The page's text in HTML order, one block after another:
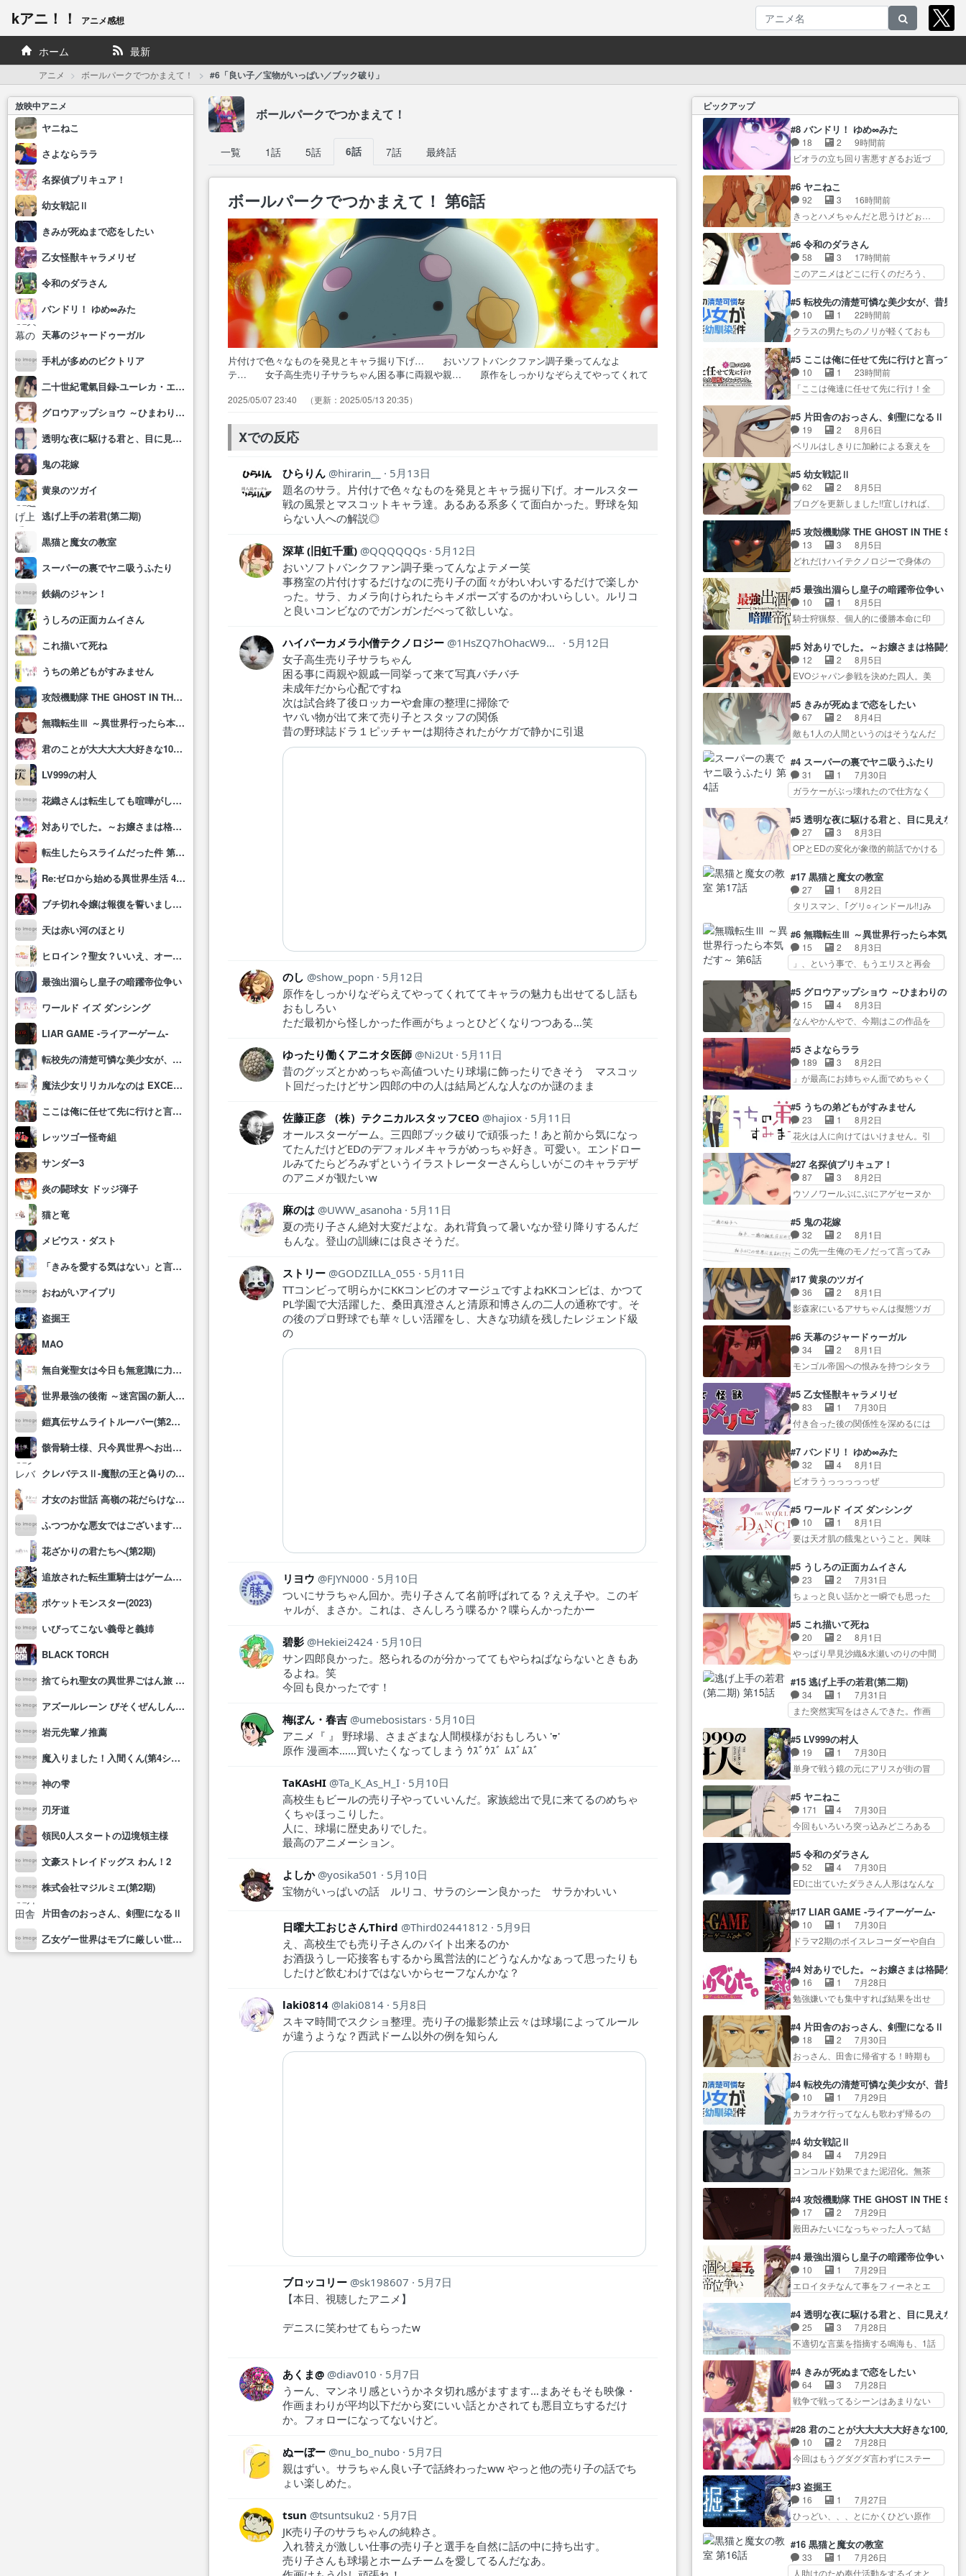
kアニ！！ アニメ感想
ホーム 最新
アニメ ボールパークでつかまえて！ #6「良い子／宝物がいっぱい／ブック破り」
放映中アニメ
ヤニねこ
さよならララ
名探偵プリキュア！
幼女戦記Ⅱ
きみが死ぬまで恋をしたい
乙女怪獣キャラメリゼ
令和のダラさん
バンドリ！ ゆめ∞みた
天幕のジャードゥーガル
手札が多めのビクトリア
二十世紀電氣目録-ユーレカ・エヴリカ-
グロウアップショウ ～ひまわりのサーカス団～
透明な夜に駆ける君と、目に見えない恋をした。
鬼の花嫁
黄泉のツガイ
逃げ上手の若君(第二期)
黒猫と魔女の教室
スーパーの裏でヤニ吸うふたり
鉄鍋のジャン！
うしろの正面カムイさん
これ描いて死ね
うちの弟どもがすみません
攻殻機動隊 THE GHOST IN THE SHELL
無職転生Ⅲ ～異世界行ったら本気だす～
君のことが大大大大大好きな100人の彼女(第3期)
LV999の村人
花織さんは転生しても喧嘩がしたい
対ありでした。～お嬢さまは格闘ゲームなんてしない～
転生したらスライムだった件 第4期
Re:ゼロから始める異世界生活 4th season
ブチ切れ令嬢は報復を誓いました。 ～魔導書の力で祖国を叩き潰します～
天は赤い河のほとり
ヒロイン？聖女？いいえ、オールワークスメイドです(誇)！
最強出涸らし皇子の暗躍帝位争い
ワールド イズ ダンシング
LIAR GAME -ライアーゲーム-
転校先の清楚可憐な美少女が、昔男子と思って一緒に遊んだ幼馴染だった件
魔法少女リリカルなのは EXCEEDS Gun Blaze Vengeance
ここは俺に任せて先に行けと言ってから10年がたったら伝説になっていた。
レッツゴー怪奇組
サンダー3
炎の闘球女 ドッジ弾子
猫と竜
メビウス・ダスト
「きみを愛する気はない」と言った次期公爵様がなぜか溺愛してきます
おねがいアイプリ
盗掘王
MAO
無自覚聖女は今日も無意識に力を垂れ流す
世界最強の後衛 ～迷宮国の新人探索者～
鎧真伝サムライトルーパー(第2クール)
骸骨騎士様、只今異世界へお出掛け中Ⅱ
クレバテスⅡ-魔獣の王と偽りの勇者伝承-
才女のお世話 高嶺の花だらけな名門校で、学院一のお嬢様(生活能力皆無)を陰ながらお世話することになりました
ふつつかな悪女ではございますが～雛宮蝶鼠とりかえ伝～
花ざかりの君たちへ(第2期)
追放された転生重騎士はゲーム知識で無双する
ポケットモンスター(2023)
いびってこない義母と義姉
BLACK TORCH
捨てられ聖女の異世界ごはん旅 隠れスキルでキャンピングカーを召喚しました
アズールレーン びそくぜんしんっ！にっ!!
岩元先輩ノ推薦
魔入りました！入間くん(第4シリーズ)
神の雫
刃牙道
領民0人スタートの辺境領主様
文豪ストレイドッグス わん！2
株式会社マジルミエ(第2期)
片田舎のおっさん、剣聖になるⅡ
乙女ゲー世界はモブに厳しい世界です2
ボールパークでつかまえて！
一覧 1話 5話 6話 7話 最終話
ボールパークでつかまえて！ 第6話
片付けで色々なものを発見とキャラ掘り下げ… おいソフトバンクファン調子乗ってんなよ
テ… 女子高生売り子サラちゃん困る事に両親や親… 原作をしっかりなぞらえてやってくれて
りで頑… 夏の売り子さん絶対大変だよな。あれ背負っ… TTコンビって明らかにKKコンビのオ
らない…
2025/05/07 23:40 2025/05/13 20:35
Xでの反応
ひらりん hirarin__
5月13日
題名のサラ。片付けで色々なものを発見とキャラ掘り下げ。オールスター
戦の風景とマスコットキャラ達。あるある系多くて面白かった。野球を知
らない人への解説◎
深草 (旧虹千重) QQQQQQs
5月12日
おいソフトバンクファン調子乗ってんなよテメー笑
事務室の片付けするだけなのに売り子の面々がわいわいするだけで楽しか
った。サラ、カメラ向けられたらキメポーズするのかわいらしい。ルリコ
と良いコンビなのでガンガンだべって欲しいな。
ハイパーカメラ小僧テクノロジー 1HsZQ7hOhacW9TN
5月12日
女子高生売り子サラちゃん
困る事に両親や親戚一同挙って来て写真バチバチ
未成年だから心配ですね
次は試合終了後ロッカーや倉庫の整理に掃除で
ヤバい物が出て来て売り子とスタッフの関係
昔の野球誌ドラ１ピッチャーは期待されたがケガで静かに引退
のし show_popn
5月12日
原作をしっかりなぞらえてやってくれててキャラの魅力も出せてるし話も
おもしろい
ただ最初から怪しかった作画がちょっとひどくなりつつある…笑
ゆったり働くアニオタ医師 Ni2Ut
5月11日
昔のグッズとかめっちゃ高値ついたり球場に飾ったりできそう マスコッ
ト回だったけどサン四郎の中の人は結局どんな人なのか謎のまま
佐藤正彦 （株）テクニカルスタッフCEO hajiox
5月11日
オールスターゲーム。三四郎ブック破りで頑張った！あと前から気になっ
てたんだけどEDのデフォルメキャラがめっちゃ好き。可愛い。エンドロー
ルみてたらどろみずというイラストレーターさんらしいがこのキャラデザ
のアニメが観たいw
麻のは UWW_asanoha
5月11日
夏の売り子さん絶対大変だよな。あれ背負って暑いなか登り降りするんだ
もんな。登山の訓練には良さそうだ。
ストリー GODZILLA_055
5月11日
TTコンビって明らかにKKコンビのオマージュですよねKKコンビは、かつて
PL学園で大活躍した、桑田真澄さんと清原和博さんの二人の通称です。そ
の後のプロ野球でも華々しい活躍をし、大きな功績を残したレジェンド級
の
リヨウ FJYN000
5月10日
ついにサラちゃん回か。売り子さんて名前呼ばれてる？ええ子や。このギ
ャルが、まさか。これは、さんしろう喋るか？喋らんかったかー
碧影 Hekiei2424
5月10日
サン四郎良かった。怒られるのが分かっててもやらねばならないときもあ
るよね。笑
今回も良かったです！
梅ぼん・春吉 umebosistars
5月10日
アニメ『 』 野球場、さまざまな人間模様がおもしろい 'ᢦ'
原作 漫画本……買いたくなってしまう ｳｽﾞｳｽﾞ ﾑｽﾞﾑｽﾞ
TaKAsHI Ta_K_As_H_I
5月10日
高校生もビールの売り子やっていいんだ。家族総出で見に来てるのめちゃ
くちゃほっこりした。
人に、球場に歴史ありでした。
最高のアニメーション。
よしか yosika501
5月10日
宝物がいっぱいの話 ルリコ、サラのシーン良かった サラかわいい
日曜大工おじさんThird Third02441812
5月9日
え、高校生でも売り子さんのバイト出来るのか
お酒扱うし一応接客もするから風営法的にどうなんかなぁって思ったりも
したけど飲むわけではないからセーフなんかな？
laki0814 laki0814
5月8日
スキマ時間でスクショ整理。売り子の撮影禁止云々は球場によってルール
が違うような？西武ドーム以外の例を知らん
ブロッコリー sk198607
5月7日
【本日、視聴したアニメ】
デニスに笑わせてもらったw
あくま@ diav010
5月7日
うーん、マンネリ感というかネタ切れ感がますます…まあそもそも映像・
作画まわりが平均以下だから変にいい話とかされても悪目立ちするだけ
か。フォローになってないけど。
ぬーぼー nu_bo_nubo
5月7日
親はずい。サラちゃん良い子で話終わったww やっと他の売り子の話でち
ょい楽しめた。
tsun tsuntsuku2
5月7日
JK売り子のサラちゃんの純粋さ。
入れ替えが激しい仕事の売り子と選手を自然に話の中に持ち出す。
売り子さんも球場とホームチームを愛してるんだなあ。
ピックアップ
#8 バンドリ！ ゆめ∞みた
18 2
9時間前
ビオラの立ち回り害悪すぎるお近づ
なったね♪・メンバーの… 一難去
ってまた一難、律がビオラの呪縛か
ら… 「私はあなたが嫌いなんで
す」「バンドやめ… 何が起きて
ぷ… ビオラ様、律ちゃんを奪う
のではなく敢えて… 助けたい気
持ちはあるでも、それだけじゃ
きた律の歓迎会が… そろそろ解
散イベント発生かなっと思った
け… ようやくバンドの中での深
い対話やそこから…
#6 ヤニねこ
92 3
16時間前
きっとハメちゃんだと思うけどぉ…
しめな雰囲気で、「怒… 徒然な
るままに日くらし硯にむかひて連れ
達… 感想は、アルねこ面白い！
突き当たりを右で… アルねこち
ま… アルねこがトイレに向かっ
た先が出口越えて… ペンペンね
この俗っぽさがまじでおもしろ
には制限がある」… まだ健康で
いられると信じて欲に塗れた獣
人… ♥︎⁡ꔛアルにゃん。みたら、描
きたくなっ…
#6 令和のダラさん
58 3
17時間前
このアニメはどこに行くのだろう、
に一族を絶滅させただけ… 第６
話感想：父親の仕事に合わせて親戚
の家… 第６話感想：薫くんアニ
メ､特撮､漫画､ゲ… 特殊EDという
オカルトものの雰囲気だったのにED
が… 小5男子に理想のご近所さん
♡こんな姿でビ… 足らん、足ら
の存在を信じる日向と友隆の出会い
が夏… ダラさんの6本の腕ってそ
ういうことだった…
#5 転校先の清楚可憐な美少女が、昔男
10 1
22時間前
クラスの男たちのノリが軽くておも
いを拗らせているタイプ… みな
もちゃんが透けブラしててびっくり
して… レベルのキャラが登場。
相変わらず顔や体の… 隼人が春
じ… 第５話をU-NEXTで視聴しま
した。視聴… ラブコメで天然ジ
ゴロというかナチュラルヒ… み
不安に… 無理なダイエットは禁
物だけど、なかなか結… 「これ
からもお手入れ、がんばりゅ」あり
が…
#5 ここは俺に任せて先に行けと言って
10 1
23時間前
「ここは俺達に任せて先に行け！全
ロックが今、2人にあと… 木下鈴
奈（@0suzuna0）が【マリー…
村ごと乗っ取られてたら流石に気付
かないか… 《漫画版少し読んだ
クは敵に容赦無くブスっといくから
気持… 勇者パーティー再結成し
て先にいけで激アツ… 爆縮、幻
な… ねぇ猫耳ガール、敵の根城
に乗り込む事を同… 世もや替え
が利くと復活Pとは？！もう来週…
#5 片田舎のおっさん、剣聖になるⅡ
19 2
8月6日
ベリルはしきりに加齢による衰えを
ていた限界を超えて命の… いい
んじゃないですか。魔物の群を発見
した… アマプラにて視聴終わ
り！サーベルボア討伐… を言い
り… 先生としてのベリルが好き
だけど、今回みた… 4人だけでサ
ーベルボアを狩りに行く。野
が暴れてると聞い… ちょっと年
齢の事を言いすぎとゆーか言い
訳… ベリルの母もやはり只者じ
ゃなかったかベリ…
#5 幼女戦記Ⅱ
62 2
8月5日
ブログを更新しました!!宜しければ、
選んだゼートゥーア… ゼートゥ
ーアの唯一の手駒が強すぎる笑あ
お… 私にとって完全にご褒美回
ゼー様の葉巻シー… やはりター
が… “貧乏籤百連無料ガチャ”100
連でも1回… 2期入ってから地味
だよね。ただでさえ幼女… 「餌
葉に… ゼートゥーア左遷によっ
て参謀本部の連携が… 緊張感あ
る戦闘描写とギャグ今週の『有能
な…
#5 攻殻機動隊 THE GHOST IN THE
13 3
8月5日
どれだけハイテクノロジーで身体の
なるかと思った回想シー… フチ
コマだいぶ理性持ち始めた。この世
界の… 原作読んだのもう何年も
前なのに、覚えてる… コイルの
導… やまとん1号はどこの部分で
使うのだろう？… 日本とロシア
が絡む政治の話かつ色々な用
しまし… 前回同様『イノセン
ス』を含む押井・神山版… 第５
話「EPISODEラストの母親の気持…
#5 最強出涸らし皇子の暗躍帝位争い
10 1
8月5日
騎士狩猟祭、個人的に優勝本命に印
のが面倒な時は古代魔法… エル
ナがチートすぎる笑アルは最初から
自分… プラネット・ウィズ展開
アツいな「騎士狩猟… 麦茶どこ
ぐ… 第５話をABEMAで視聴しま
した。視聴に… 復讐に燃える吸
血鬼兄弟の弟ですいいキャラ…
皇帝… ウサギ好きそうな王女殿
下がかわいい。幼馴… ついに始
まった狩猟祭。エルナの活躍で上
位…
#5 対ありでした。～お嬢さまは格闘ゲ
12 2
8月5日
EVOジャパン参戦を決めた四人。美
いと思ってた(無くて… 見た目は
気品溢れてるのに中身は…美緒マ
マ… テーマ：格ゲー大会に行く
には？感想は、美… 大会を前に
本… 東京で開催される格ゲー大
会に参加すること… Japanに向け
て外泊届にサインをもらっ… 長
よ… 旅の支度全部やってくれる
先輩、なんだかん… 第５話をｄ
アニメストアで視聴しました。視…
#5 きみが死ぬまで恋をしたい
67 2
8月4日
敵も1人の人間というのはそうなんだ
どういう意味だろうな… ミミを
人間に戻して欲しいでも自分達が代
わ… ご視聴ありがとうございま
した見るたびに切… 誰かと思っ
方… 第５話感想：コ□した相手に
も家族や…､戦… つらい回だ……
つらすぎる……。エスタ先輩…
の関係… 確かに相手にも家族や
大切な人はいるけど、… 白シャ
ツが作業着みたいなもんなんですか
ね…
#4 スーパーの裏でヤニ吸うふたり
31 1
7月30日
ガラケーがぶっ壊れたので仕方なく
年くらいに思ってたけど… やは
り出オチ感が否めず、エピソードの
打率… 田山さんが佐々木さんに
沼っていく…こんな… 佐々木さ
じ… 佐々木がガラケーからスマ
ホに変えるって、… もうドラマ
版孤独のグルメファンコンテン
佐々木さんの優しさ… 先行で見
た時より2人のやり取りに癒しを
感… ABEMA版の7〜8話佐々木が
実年齢以上…
#5 透明な夜に駆ける君と、目に見えない
27 3
8月3日
OPとEDの変化が象徴的前話でかける
った世界。どんな女… そうか、
こんな風に見えてるのかぁ。かけ
る… 完全な両片思いになりまし
たねぇ…OPとE… 余計な物は描
ん… 光も感じない完全な盲目な
んやね…おめかし… 母役に能登
さんって禁じ手使ってきたー！
て良かった本当… 股に海豚を挟
み水上バスでの会話を反芻…
恋… OPEDとも無人バージョンか
ら主人公２人…
#17 黒猫と魔女の教室
27 1
8月2日
タリスマン、｢グリ○ィンドール!!｣み
で力を合わせて倒… アリアはホ
ントスピカが大好きだよね。ツ
ン… 一等級ポテンシャルのアリ
アちゃん可愛くて… そういや、
… とうとうアリアと直接競う場
がきたこれまで… 毎度ながらの
スピカの顔面芸推しのハナち
味ダダ漏れで好き… 期末試験が
始まろうとしておりスピカは対
策… 能力鑑定胸像タリスマン氏
容姿も評価してし…
#6 無職転生Ⅲ ～異世界行ったら本気だ
15 2
8月3日
」、という事で、もうエリスと再会
てルーデウスの成長が確… 人間
関係の清算が粛々と進められている
サラ… サラとの関係に対して完
全に「昔の女」とし… ルーシー
微… サラとは会ってほしいちゃ
んとした別れ方し… サラは未練0
だと言っていたけど人の気持
モヤする別れ方だ… 役で出演さ
せていただきました！よろしく
お… 毎クールメインヒロインを
好きになっちゃう…
#5 グロウアップショウ ～ひまわりのサ
15 4
8月3日
なんやかんやで、今期はこの作品を
減らない(^_^;サ… 葵ちゃん可愛
すぎるな楠木ともりちゃんの
ね… デフォルメされた表情が特
に多かったのが印… 葵＆茜の回
ひ… 互いが互いのことを想って
いるのにすれ違っ… 第５話をｄ
アニメストアで視聴しました。
練習したい〟と言… 本当この作
品は「キャラ」を活かすのがう
ま… みずかちゃんの介入で双子
の仲にヒビが………
#5 さよならララ
189 3
8月2日
」が最高にお姉ちゃん面でめちゃく
ラスの弁償は求められた… 逡巡
を振り切ってみんなに謝ったララの
思い… 仕事に馴染めない辺り観
ていて苦しいところ… ララちゃ
い… ララと茉里とで初のアルバ
イト。七転八倒し… 労働するプ
リンセスえらい。プリンセスの
べて、帰りにカメ… ララが働く
事でのてんやわんや。働いて大
変… 地道に働き人と関わる日々
の中に愛を見いだ…
#5 うちの弟どもがすみません
23 1
8月2日
花火は人に向けてはいけません。引
たことなかったっけ！1… ってお
名前を見たんだけどあの中村大樹さ
ん… 糸ちゃんカッケー、色んな
意味でwゲームが… 姉から性的興
わ… テーマ：引きこもりの理由
感想は、久しぶり… 元ゲーマー
なので、はちゃめちゃ楽しく作
おかしいね(*´… 糸と源ははよ好
きおうとると言わんかい！引…
ショウくんと対等に話すためにゲー
ムをする…
#27 名探偵プリキュア！
87 3
8月2日
ウソノワールぷにぷにアゲセーヌか
争奪戦をやったと。… 記憶を取
り戻し正式に探偵事務所で働き始
め… ポワロ、元ネタを解説して
原作に誘導するの… くれあさん
ょ… ・急にクイズ番組が始まっ
たw・妖精ウソノ… るるかの助手
だった？今回が初めての探偵
レアさん探偵すぎ… 突然のポア
ロクイズは草なんよ。んで、あ
ん… 今回からついにくれあが探
偵事務所の仲間に…
#5 鬼の花嫁
32 2
8月1日
この先一生俺のモノだって言ってみ
ゼント………とは思っ… 玲夜さ
ん柚子に18年分の誕生日プレゼン
ト… 柚子は鬼龍院家から初めて
学校に通う事にな… プレゼント
レ… 玲夜さまサプライズの、こ
れまでの柚子ちゃ… 玲夜から柚
子へ17年分の誕生日&を未来に…
な… 梅原の人が18歳になるまで
の誕生プレゼン… なよなよした
男（cv石田彰）梅ちゃんがた…
#17 黄泉のツガイ
36 2
8月1日
影森家にいるアサちゃんは擬態ツガ
や気持ちを汲んで熱くな… 屋敷
にアサはいなかった逆にガブちゃん
はい… 影森の当主が際限なくツ
ガイを増やせるのに… 今回はも
怒… ユルと戦った時から伏線が
張られていたのが… しかしアサ
は、兄様に会いたいbotだと思…
アキオの… 色々とひっかけがあ
って、最終的に嫌な終わ… ゴン
ゾウが従える大量のツガイに何事か
と思…
#6 天幕のジャードゥーガル
34 2
8月1日
モンゴル帝国への恨みを持つシタラ
るのだけどいつの間にか… オゴ
タイの妃になってもその心は晴れ
ず、モ… ドレゲネの過去、宝石
だった彼女が人になり… ドレゲ
タ… 年上旦那が良い人でも、女
は宝石でただ笑っ… ダイルの儀
式の神々しさたるや。一気に空
情の言葉しか…シ… 奥様に悲し
い過去…萌え袖が可愛いね、と
思… ドレゲネとシタラ、2人だけ
の同盟が結成さ…
#5 乙女怪獣キャラメリゼ
83 1
7月30日
付き合った後の関係性を深めるには
コングなのいい味付けだ… ずっ
とメスってて何この可愛い生物。ク
ラス… 付き合い始めたら始めた
でまた違った悩みが… と一歩ず
の… ツインテールが可愛いお茶
目な妹ちゃんです… しかも過去
も重いんかいかつては自分に自
からかしらお顔が… 黒絵「怪獣
に憧れるのはいいけど自分自身
が… 素の自分はどちらなのかは
まだ不明だが見せ…
#7 バンドリ！ ゆめ∞みた
32 4
8月1日
ビオラうっっっっっぜ
ちゃん、僕っ子になってから取り戻
し… ビオラが悪魔すぎて気分が
悪くなってきたこ… 声優まとめ
ました(７話まで)仲町あられ/… ビ
wwwこ… 自信あれば評価なんて
気にしないし、充実し… ・バー
チャルだけど、みゅーたいぷ初ライ
たら歌唱シーン… の、らいぶシ
ーン＿!!­­--­­--­… それだけでええや
ん！！しかし、ビオラが仕…
#5 ワールド イズ ダンシング
10 1
8月1日
要は天才肌の餓鬼ということ。興味
かった？鬼夜叉が田楽の… 猿楽
の鬼夜叉と田楽の増次郎。小さない
ざこ… 着眼点は良くとも、先鋭
的すぎるのか。芸能… 鬼夜叉は
条… 観世座を離れ、三条坊門御
所で日々を送る鬼… 「お前(鬼夜
叉)が凄いのではなく客が凄い…
猫の動き… 登場人物の我が強
い。新しい獅子舞に拘って… 第
５話をprimevideoで視聴しまし…
#5 うしろの正面カムイさん
23 2
7月31日
ちょっと良い話かと一瞬でも思った
めてなかった？白雪碧さ… 今日
も1日お疲れ様でした～───昨晩～
今… 幼女に拾われたお市ちゃん
の恩返し。化け猫… 役にて出演
ン… トイ・ストーリーみたいな
始まり。流石に除… 猫相手にな
んでそんなに…と思ったらそう
化け猫は油が好物… 今回はあか
やし1体のみで15分。金持ちの…
今更だけど霊が性行為で祓えること
は何とな…
#5 これ描いて死ね
20 2
8月1日
やっぱり早見沙織&水瀬いのりの中間
とになってたんだっけ… 登場人
物が増えてわいわいしたところが好
き… 初コミティアで２０冊刷り
は妥当だよね。俺… 藤森さんの
が⋯… 〜漫画に「想い」をこめ
よう｣娘に漫画であ… 何回この作
品に泣かされるのだろう。光が
っていいなあ。同… コミティア
参加のしおりを徹夜で作る先生
(… お母さん、娘にあんな漫画描
かれたら泣いち…
#15 逃げ上手の若君(第二期)
34 1
7月31日
また突然実写をはさんできた。作画
る事と分かると水を得た… 30歳
まで童貞だと魔法使いになれるとい
う… こっちの諏訪の三大将もま
たクセが強いw色… 頼重が完全に
が… 弧次郎「欲を我慢して強く
なれるなら大飯食… 変化球な演
出も交えながらの状況説明が本
した！最終的に… この高らかな
DT宣言、合田一人に通じるも…
この作品は近年稀に見るおっさんキ
ャラの充…
#5 LV999の村人
19 1
7月30日
単身で戦う鏡の元にアリスが街の冒
に飲み込まれた転生者と… みん
なががんばってくれたアリスの父ち
ゃん… 成長限界が999である村人
と定めた上位存… 大規模バトル
り… やっぱり勇者より強かった
か笑統率力LV9… 普通の人間の親
子やーん総務課長と娘の女子…
の… そのために役割を超越する
者の出現させるた… アリスのお
陰で他の勇者達も共闘してくれ魔…
#5 ヤニねこ
171 4
7月30日
今回もいろいろ突っ込みどころある
の話が尋常じゃない雰囲… 妹子
ちゃんの恋愛話をしたり、タバコを
生産… ここうっすら思ったこと
ズバリ言ってくれて… おかし
配… ヤクねこのクワガタ取りの
話見て切なくなっ… 普段は選別
された4～600レスを2,30… 隠し
正… なんか今日はかなり一瞬で
終わっちまったっ… 先週と比べ
てまだまともに見えた。4話は過…
#5 令和のダラさん
52 4
7月30日
EDに出ていたダラさん人形はなんな
生まれた日』をダラさ… 陰惨な
過去がきっちり現代に継承されてい
る… ダラさんと姉弟の母との出
会いの話やはりダ… ダラさんの
人… 第５話感想：２人の過剰な
貢ぎ物?の礼とし… 第５話感想：
姉のお誕生会にダラさんを招
替わってるのね… こんなデカイ
のどうやって運ぶんだよ！？
姉… ダラさん、人型形態にもな
れるんか!?w髪…
#17 LIAR GAME -ライアーゲーム-
10 1
7月30日
ドラマ2期のボイスレコーダーや自白
をつくのが抜群に上手… 昼の国
の奴らも馬鹿が多いが、夜の国も同
じ… ご視聴ありがとうございま
した来週もよろし… 握った◯治
レ… ヨコヤの頭の回転の速さと
人間の心理を利用… 夜の国のヨ
コヤ支配がますますひどく……。
裁支配を強化、… やはりヨコヤ
いいですね。昼の国が勝てる
流… 役で出演いたしました。次
回も緊張が止まり…
#4 対ありでした。～お嬢さまは格闘ゲ
16 1
7月28日
勉強嫌いでも集中すれば結果を出せ
しむ４人。だが、期末試… どん
なゲームも相手が強すぎるとやる気
無く… テーマ：テスト勉強と大
会感想は、美緒がテ… すげーー
優… 深夜の格ゲー対戦よりテス
トの方がよっぽど… 真剣に授業
を受けて、夜は珠樹の部屋で格
勉強会！美緒ちゃ… 受験勉強と
戦闘の2択なら戦闘を選ぶ娘w
美… 勉強嫌いでバトルを選ぶっ
て、ひぐらしの沙…
#4 片田舎のおっさん、剣聖になるⅡ
18 2
7月30日
おっさん、田舎に帰省する！時期も
副団長、年長者が強い順… 底知
れない爺さんには夢が詰まってると
思う… クルニ、ヘンブリッツ、
ミュイと一緒におっ… 帰省、お
確… 父親から手紙が来た。サー
ベルボアの退治の… ここでヘン
ブリッツくんが同行するのが変
に・ベリルはミュ… おっさんの
親となるとお爺ちゃんだよね孫
扱… ・ベリル、実家に帰ること
に・ベリルはミュ…
#4 転校先の清楚可憐な美少女が、昔男
10 1
7月29日
カラオケ行ってなんも歌わず帰るの
めっちゃ可愛いぞ！！！… どう
やらあの女優さんが春希のお母さん
のよ… 春希ちゃん姫ちゃんに野
菜の子も凄え可愛い… 隼人くん
全… 第４話をU-NEXTで視聴しま
した。視聴… スマホを買うた
め、都心で待ち合わせをした…
だかん… いきなりシリアス展開
ぶち込んでくるじゃん… 春希の
家庭事情は複雑。食事とか隼人が親
身…
#4 幼女戦記Ⅱ
84 4
7月29日
コンコルド効果でまた泥沼化。無茶
自らが行う煙草と葉巻は… ブロ
グを更新しました!!宜しければ、是
非… 計画通りにはいかないね笑
やり遂げた(ほぼ… 今回もターニ
し… 白髪の男性が語った家族を
失った喪無感が、… 連邦に対し
て有利な講話条件を引き出すた
ターニャの勝利軍… 犠牲を払っ
ても良いならお前たちが前線へ
行… 戦闘がアッサリし過ぎじゃ
ない？戦争がメイ…
#4 攻殻機動隊 THE GHOST IN THE
17 2
7月29日
殿田みたいになっちゃった人って結
と思ってたら、トグサが… あの
見た目もうただのロボでしかないん
だよ… 俺らの汗拭きそりゃいや
だろwwバトー＆ト… イノセンス
イ… アダム・リンクやジェイム
スン(教授)型サ… アンドロイドも
おっさんの汗を拭くのは嫌や…
ったエピ… コミカルなのにも慣
れてきました。１話でし… ロボ
ットの反乱は今となっては良くある
話し…
#4 最強出涸らし皇子の暗躍帝位争い
10 1
7月29日
エロイタチなんて事をフィーネとエ
た事を…フィーネは自分… モン
スターを呼ぶ笛？黒幕は狩猟祭とは
関係… 平凡な少女に見える眼鏡w
眼鏡属性は持ち合… 神アニメ、
の… フィーネがアルノルトに活
躍してもらいたが… 第４話を
ABEMAで視聴しました。視聴
２度目のデート出… マジできな
臭いぞ帝位争い。姉からの刺客
を… ふぃーねと町の様子を見に
行ったら町中で窃…
#4 透明な夜に駆ける君と、目に見えない
25 3
7月28日
不適切な言葉を指摘する鳴海も、1話
り微笑ましいw良い奴… どう接し
ていいのかわからず戸惑うかける
も… 盲目だと相手の表情も分か
らないからどう思… 今期のバッ
… 初デートで冬月を笑わせよう
とする姿も冬月… 特に大きな事
件やイベントが起きるでもな
うとする姿も冬月… 3話までは主
人公がどうでもいいことでず
っ… 花火購入に浅草へ…行き当
たりばったり訪問…
#4 きみが死ぬまで恋をしたい
64 3
7月28日
戦争で戦ってるシーンはあまりない
れなかったようなシーナ… ミミ
の存在で揺らぐ14クラス約束された
死… ミミの秘密をあっさり受け
入れたのは拍子抜… 蘇生魔法っ
手… 蘇生魔法ヤバイけどミミい
なかったら詰んで… アニメオタ
クあるある：作中に花が登場す
した！アリとセイ… ごめん、そ
ういう話がしたい作品じゃない
の… 第４話感想：その口止め効
#28 君のことが大大大大大好きな100人
10 2
7月28日
今回はもうグダグダ言わずにステー
大好きな１００人の彼女… 100カ
ノ版ラブライブ！？こういうのは
人… 俺、みんなのレッスン動画
をDVDが焼きき… アナウンス役
ア… 恋太郎ファミリーがガチで
アイドルに挑戦！… ギャグギャ
#3 盗掘王
16 1
7月27日
ひっどい、、、とにかくひどい原作
ることもあるのか結構面… 久野
美咲さんと言えば幼女！アイマスの
市原… 遼河は目的の為には人命
#16 黒猫と魔女の教室
33 1
7月26日
人助けのため奉仕活動をするイオと